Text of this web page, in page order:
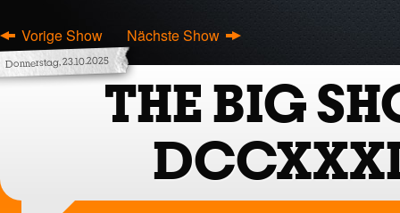
Vorige Show Nächste Show
Donnerstag, 23.10.2025
THE BIG